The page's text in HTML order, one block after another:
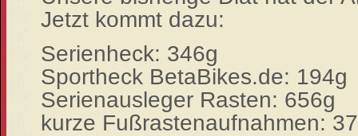
Jetzt kommt dazu:
Serienheck: 346g
Sportheck BetaBikes.de: 194g
Serienausleger Rasten: 656g
kurze Fußrastenaufnahmen: